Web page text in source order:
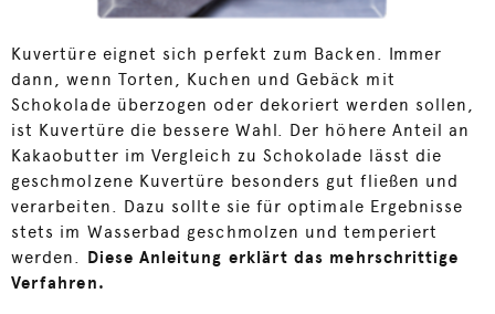
Kuvertüre eignet sich perfekt zum Backen. Immer
dann, wenn Torten, Kuchen und Gebäck mit
Schokolade überzogen oder dekoriert werden sollen,
ist Kuvertüre die bessere Wahl. Der höhere Anteil an
Kakaobutter im Vergleich zu Schokolade lässt die
geschmolzene Kuvertüre besonders gut fließen und
verarbeiten. Dazu sollte sie für optimale Ergebnisse
stets im Wasserbad geschmolzen und temperiert
werden. Diese Anleitung erklärt das mehrschrittige
Verfahren.